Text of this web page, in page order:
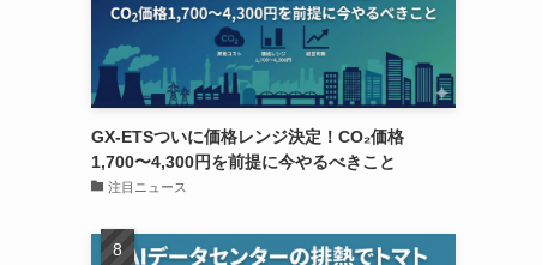
GX-ETSついに価格レンジ決定！CO₂価格
1,700〜4,300円を前提に今やるべきこと
注目ニュース